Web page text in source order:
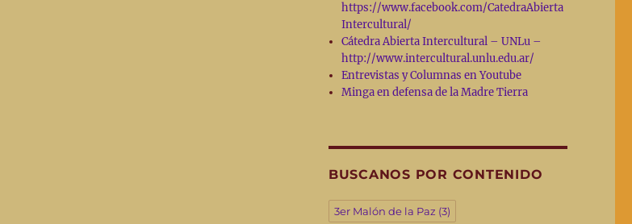
https://www.facebook.com/CatedraAbierta
Intercultural/
Cátedra Abierta Intercultural – UNLu –
http://www.intercultural.unlu.edu.ar/
Entrevistas y Columnas en Youtube
Minga en defensa de la Madre Tierra
BUSCANOS POR CONTENIDO
3er Malón de la Paz (3)